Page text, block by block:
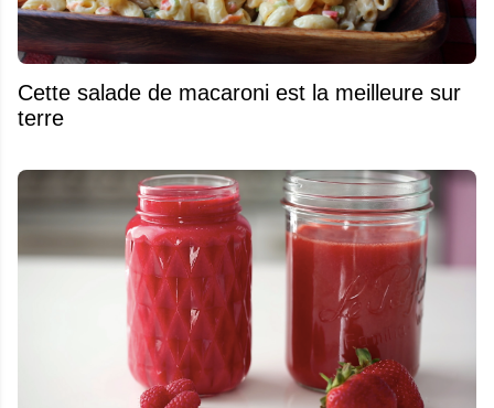
Cette salade de macaroni est la meilleure sur
terre